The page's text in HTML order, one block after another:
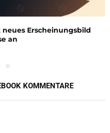
Erscheinungsbild
an
KOMMENTARE